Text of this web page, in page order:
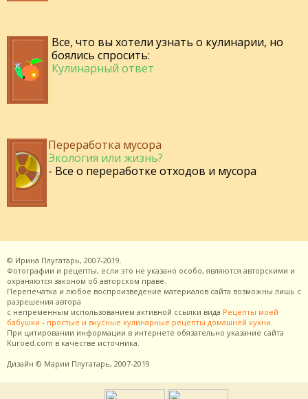
Все, что вы хотели узнать о кулинарии, но
боялись спросить:
Кулинарный ответ
Переработка мусора
Экология или жизнь?
- Все о переработке отходов и мусора
© Ирина Плугатарь, 2007-2019.
Фотографии и рецепты, если это не указано особо, являются авторскими и
охраняются законом об авторском праве.
Перепечатка и любое воспроизведение материалов сайта возможны лишь с
разрешения автора
с непременным использованием активной ссылки вида Рецепты моей
бабушки - простые и вкусные кулинарные рецепты домашней кухни
При цитировании информации в интернете обязательно указание сайта
Kuroed.com в качестве источника.
Дизайн © Марии Плугатарь, 2007-2019